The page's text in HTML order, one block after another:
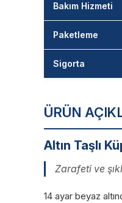
ÜRÜN
Altın Taşlı
Zarafeti ve
14 ayar beyaz
Bakım Hizmeti
Paketleme
Sigorta